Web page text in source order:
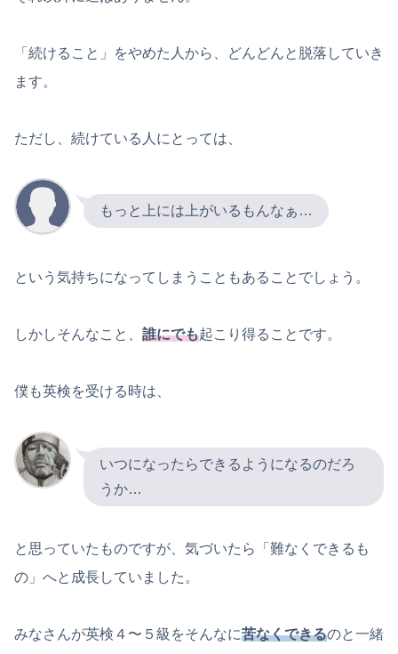
「続けること」をやめた人から、どんどんと脱落していき
ます。
ただし、続けている人にとっては、
もっと上には上がいるもんなぁ…
という気持ちになってしまうこともあることでしょう。
しかしそんなこと、 誰にでも起こり得ることです。
僕も英検を受ける時は、
いつになったらできるようになるのだろ
うか…
と思っていたものですが、気づいたら「難なくできるも
の」へと成長していました。
みなさんが英検４〜５級をそんなに苦なくできるのと一緒